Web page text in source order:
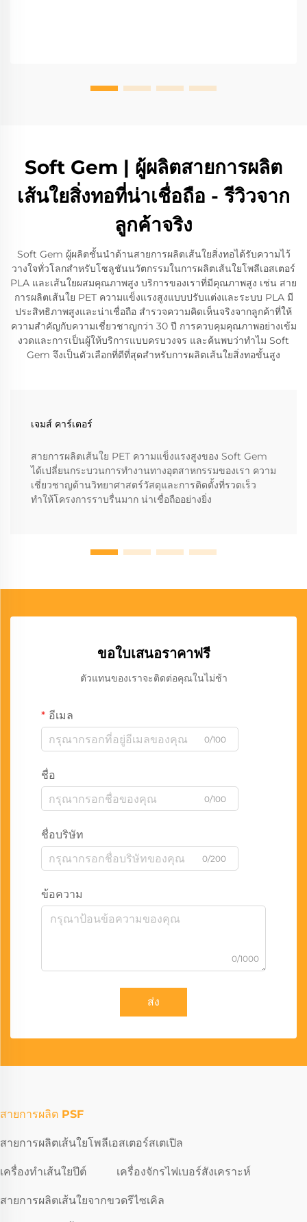
Soft Gem | ผู้ผลิตสายการผลิต
เส้นใยสิ่งทอที่น่าเชื่อถือ - รีวิวจาก
ลูกค้าจริง
Soft Gem ผู้ผลิตชั้นนำด้านสายการผลิตเส้นใยสิ่งทอได้รับความไว้
วางใจทั่วโลกสำหรับโซลูชันนวัตกรรมในการผลิตเส้นใยโพลีเอสเตอร์
PLA และเส้นใยผสมคุณภาพสูง บริการของเราที่มีคุณภาพสูง เช่น สาย
การผลิตเส้นใย PET ความแข็งแรงสูงแบบปรับแต่งและระบบ PLA มี
ประสิทธิภาพสูงและน่าเชื่อถือ สำรวจความคิดเห็นจริงจากลูกค้าที่ให้
ความสำคัญกับความเชี่ยวชาญกว่า 30 ปี การควบคุมคุณภาพอย่างเข้ม
งวดและการเป็นผู้ให้บริการแบบครบวงจร และค้นพบว่าทำไม Soft
Gem จึงเป็นตัวเลือกที่ดีที่สุดสำหรับการผลิตเส้นใยสิ่งทอขั้นสูง
เจมส์ คาร์เตอร์
สายการผลิตเส้นใย PET ความแข็งแรงสูงของ Soft Gem
ได้เปลี่ยนกระบวนการทำงานทางอุตสาหกรรมของเรา ความ
เชี่ยวชาญด้านวิทยาศาสตร์วัสดุและการติดตั้งที่รวดเร็ว
ทำให้โครงการราบรื่นมาก น่าเชื่อถืออย่างยิ่ง
ขอใบเสนอราคาฟรี
ตัวแทนของเราจะติดต่อคุณในไม่ช้า
อีเมล
0/100
ชื่อ
0/100
ชื่อบริษัท
0/200
ข้อความ
0/1000
ส่ง
สายการผลิต PSF
สายการผลิตเส้นใยโพลีเอสเตอร์สเตเปิล
เครื่องทำเส้นใยปีต์ เครื่องจักรไฟเบอร์สังเคราะห์
สายการผลิตเส้นใยจากขวดรีไซเคิล